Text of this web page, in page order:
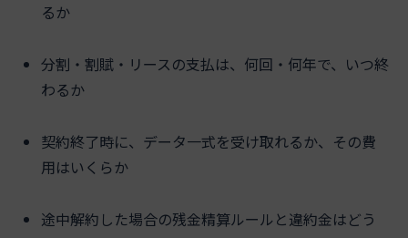
るか
分割・割賦・リースの支払は、何回・何年で、いつ終
わるか
契約終了時に、データ一式を受け取れるか、その費
用はいくらか
途中解約した場合の残金精算ルールと違約金はどう